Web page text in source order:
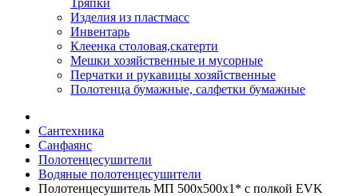
Тряпки
Изделия из пластмасс
Инвентарь
Клеенка столовая,скатерти
Мешки хозяйственные и мусорные
Перчатки и рукавицы хозяйственные
Полотенца бумажные, салфетки бумажные
Сантехника
Санфаянс
Полотенцесушители
Водяные полотенцесушители
Полотенцесушитель МП 500х500х1* с полкой EVK